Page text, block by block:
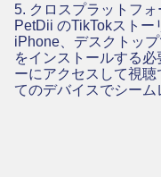
5. クロスプラットフ
PetDii のTikTokストー
iPhone、デスクトッ
をインストールする
ーにアクセスして視
てのデバイスでシーム